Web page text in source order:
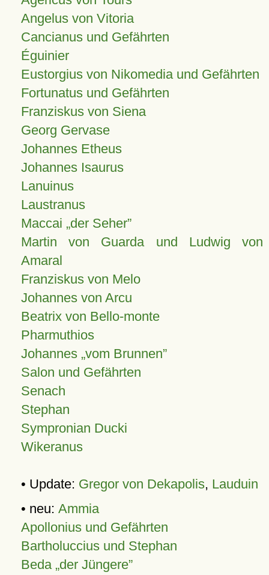
Angelus von Vitoria
Cancianus und Gefährten
Éguinier
Eustorgius von Nikomedia und Gefährten
Fortunatus und Gefährten
Franziskus von Siena
Georg Gervase
Johannes Etheus
Johannes Isaurus
Lanuinus
Laustranus
Maccai „der Seher”
Martin von Guarda und Ludwig von
Amaral
Franziskus von Melo
Johannes von Arcu
Beatrix von Bello-monte
Pharmuthios
Johannes vom Brunnen
Salon und Gefährten
Senach
Stephan
Sympronian Ducki
Wikeranus
• Update: Gregor von Dekapolis, Lauduin
• neu: Ammia
Apollonius und Gefährten
Bartholuccius und Stephan
Beda „der Jüngere”